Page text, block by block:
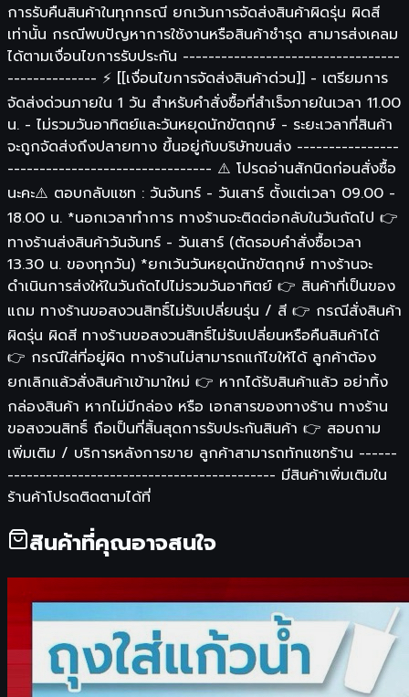
การรับคืนสินค้าในทุกกรณี ยกเว้นการจัดส่งสินค้าผิดรุ่น ผิดสี
เท่านั้น กรณีพบปัญหาการใช้งานหรือสินค้าชำรุด สามารส่งเคลม
ได้ตามเงื่อนไขการรับประกัน ----------------------------------
-------------- ⚡️ [[เงื่อนไขการจัดส่งสินค้าด่วน]] - เตรียมการ
จัดส่งด่วนภายใน 1 วัน สำหรับคำสั่งซื้อที่สำเร็จภายในเวลา 11.00
น. - ไม่รวมวันอาทิตย์และวันหยุดนักขัตฤกษ์ - ระยะเวลาที่สินค้า
จะถูกจัดส่งถึงปลายทาง ขึ้นอยู่กับบริษัทขนส่ง ----------------
-------------------------------- ⚠️ โปรดอ่านสักนิดก่อนสั่งซื้อ
นะคะ⚠️ ตอบกลับแชท : วันจันทร์ - วันเสาร์ ตั้งแต่เวลา 09.00 -
18.00 น. *นอกเวลาทำการ ทางร้านจะติดต่อกลับในวันถัดไป 👉
ทางร้านส่งสินค้าวันจันทร์ - วันเสาร์ (ตัดรอบคำสั่งซื้อเวลา
13.30 น. ของทุกวัน) *ยกเว้นวันหยุดนักขัตฤกษ์ ทางร้านจะ
ดำเนินการส่งให้ในวันถัดไปไม่รวมวันอาทิตย์ 👉 สินค้าที่เป็นของ
แถม ทางร้านขอสงวนสิทธิ์ไม่รับเปลี่ยนรุ่น / สี 👉 กรณีสั่งสินค้า
ผิดรุ่น ผิดสี ทางร้านขอสงวนสิทธิ์ไม่รับเปลี่ยนหรือคืนสินค้าได้
👉 กรณีใส่ที่อยู่ผิด ทางร้านไม่สามารถแก้ไขให้ได้ ลูกค้าต้อง
ยกเลิกแล้วสั่งสินค้าเข้ามาใหม่ 👉 หากได้รับสินค้าแล้ว อย่าทิ้ง
กล่องสินค้า หากไม่มีกล่อง หรือ เอกสารของทางร้าน ทางร้าน
ขอสงวนสิทธิ์ ถือเป็นที่สิ้นสุดการรับประกันสินค้า 👉 สอบถาม
เพิ่มเติม / บริการหลังการขาย ลูกค้าสามารถทักแชทร้าน ------
------------------------------------------ มีสินค้าเพิ่มเติมใน
ร้านค้าโปรดติดตามได้ที่
สินค้าที่คุณอาจสนใจ